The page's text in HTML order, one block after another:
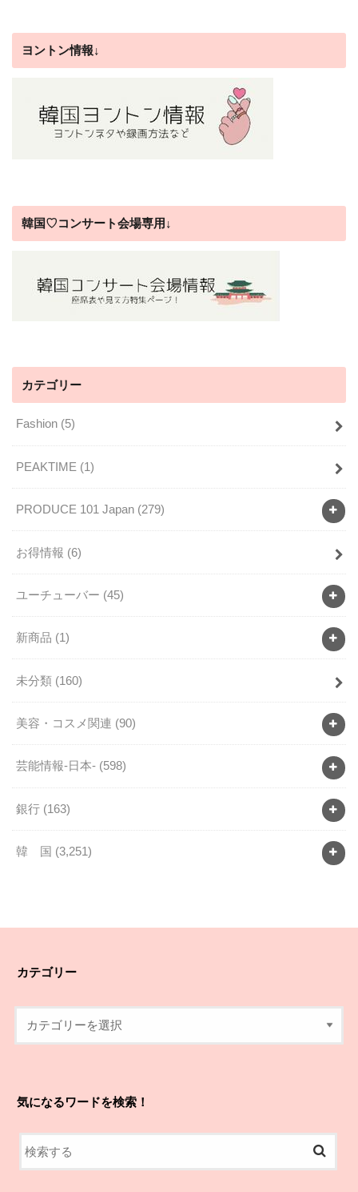
ヨントン情報↓
韓国♡コンサート会場専用↓
カテゴリー
Fashion (5)
PEAKTIME (1)
PRODUCE 101 Japan (279)
お得情報 (6)
ユーチューバー (45)
新商品 (1)
未分類 (160)
美容・コスメ関連 (90)
芸能情報-日本- (598)
銀行 (163)
韓 国 (3,251)
カテゴリー
気になるワードを検索！